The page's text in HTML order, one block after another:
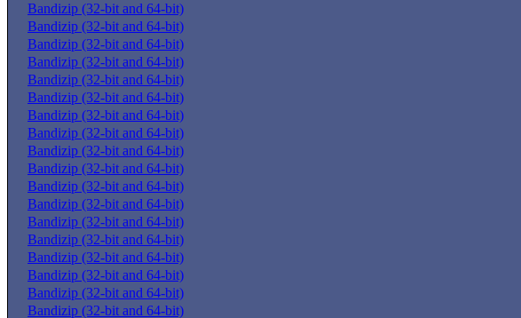
Bandizip (32-bit and 64-bit)
Bandizip (32-bit and 64-bit)
Bandizip (32-bit and 64-bit)
Bandizip (32-bit and 64-bit)
Bandizip (32-bit and 64-bit)
Bandizip (32-bit and 64-bit)
Bandizip (32-bit and 64-bit)
Bandizip (32-bit and 64-bit)
Bandizip (32-bit and 64-bit)
Bandizip (32-bit and 64-bit)
Bandizip (32-bit and 64-bit)
Bandizip (32-bit and 64-bit)
Bandizip (32-bit and 64-bit)
Bandizip (32-bit and 64-bit)
Bandizip (32-bit and 64-bit)
Bandizip (32-bit and 64-bit)
Bandizip (32-bit and 64-bit)
Bandizip (32-bit and 64-bit)